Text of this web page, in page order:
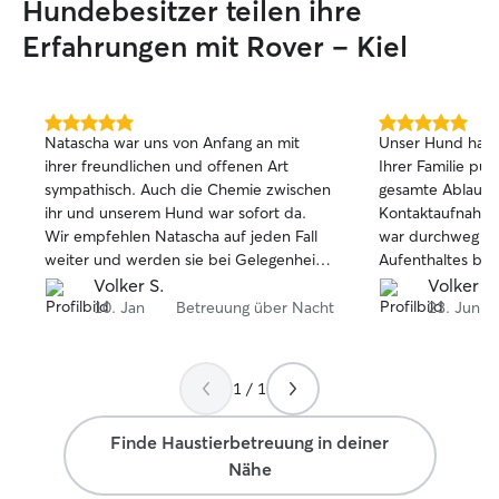
Betreuung für
können. Ich wohne in einer ruhigen
die
weitere
sodass
Spaziergänge
unternehme ich
Ausflüge in
Naturgebiete.
jeder Hund
aufgehoben
Hundebesitzer teilen ihre
Erfahrungen mit Rover – Kiel
5.0
von
5
Sternen
Natascha war uns von Anfang an mit
ihrer freundlichen und offenen Art
sympathisch. Auch die Chemie zwischen
ihr und unserem Hund war sofort da.
Wir empfehlen Natascha auf jeden Fall
weiter und werden sie bei Gelegenheit
wieder buchen.
Volker S.
10. Jan Betreuung über Nacht
5.0
von
5
Sternen
Unser Hund hat
Ihrer Familie
gesamte Ablauf
war durchweg
Aufenthaltes
regelmäßig
lieben Dank,
Volker S.
23. Jun
1 / 1
Finde Haustierbetreuung in deiner
Nähe